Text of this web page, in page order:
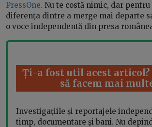
PressOne. Nu te costă nimic, dar
diferența dintre a merge mai departe
o voce independentă din presa
Ți-a fost util acest
să facem mai
Investigațiile și reportajele
timp, documentare și bani. Nu